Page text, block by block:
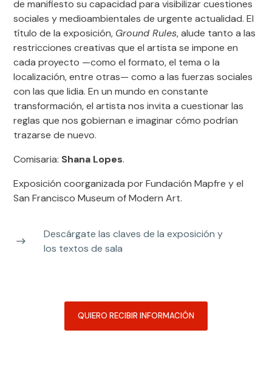
Audioguías
Disponibles enespañol e inglés . Formato online, accesible a
través del móvil sin descargas ni instalaciones.
Incluida en la entrada individual. Más información en la sección
“Entradas”.
Accesibilidad
y ascensor interno.
Consigna.
LAIE Telf. 911 703 851fmapfre@laie.es
de manifiesto su capacidad para visibilizar cuestiones
sociales y medioambientales de urgente actualidad. El
título de la exposición, Ground Rules, alude tanto a las
restricciones creativas que el artista se impone en
cada proyecto —como el formato, el tema o la
localización, entre otras— como a las fuerzas sociales
con las que lidia. En un mundo en constante
transformación, el artista nos invita a cuestionar las
reglas que nos gobiernan e imaginar cómo podrían
trazarse de nuevo.
Comisaria: Shana Lopes.
Exposición coorganizada por Fundación Mapfre y el
San Francisco Museum of Modern Art.
Descárgate las claves de la exposición y
los textos de sala
QUIERO RECIBIR INFORMACIÓN